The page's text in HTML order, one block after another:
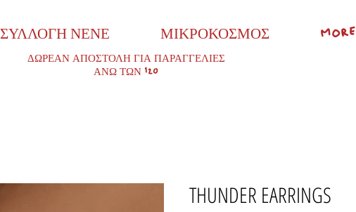
ΣΥΛΛΟΓΗ ΝΕΝΕ ΜΙΚΡΟΚΟΣΜΟΣ MORE
ΔΩΡΕΑΝ ΑΠΟΣΤΟΛΗ ΓΙΑ ΠΑΡΑΓΓΕΛΙΕΣ
ΑΝΩ ΤΩΝ 120
THUNDER EARRINGS